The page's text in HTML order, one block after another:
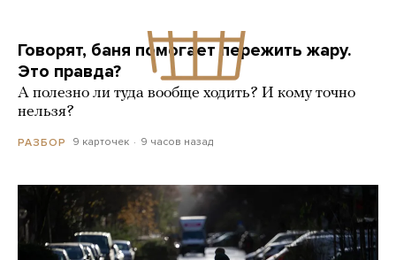
Говорят, баня помогает пережить жару.
Это правда?
А полезно ли туда вообще ходить? И кому точно
нельзя?
РАЗБОР 9 карточек 9 часов назад